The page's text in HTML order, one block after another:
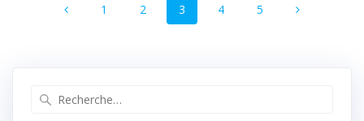
des
Page
1 Page
2 Page
3 Page
4 Page
5